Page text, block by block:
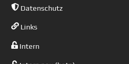
Datenschutz
Links
Intern